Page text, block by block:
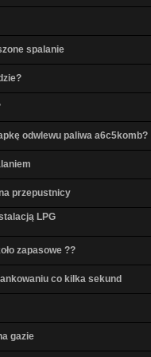
spalanie
odwlewu paliwa a6c5komb?
przepustnicy
LPG
zapasowe ??
co kilka sekund
gazie